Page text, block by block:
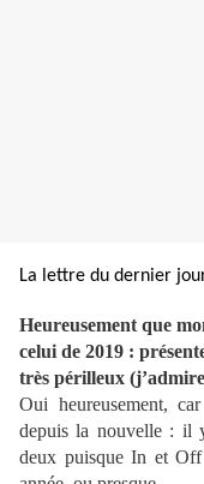
La lettre du dernier
Heureusement que
celui de 2019 :
très périlleux
Oui heureusement,
depuis la nouvelle : il
deux puisque In et Off